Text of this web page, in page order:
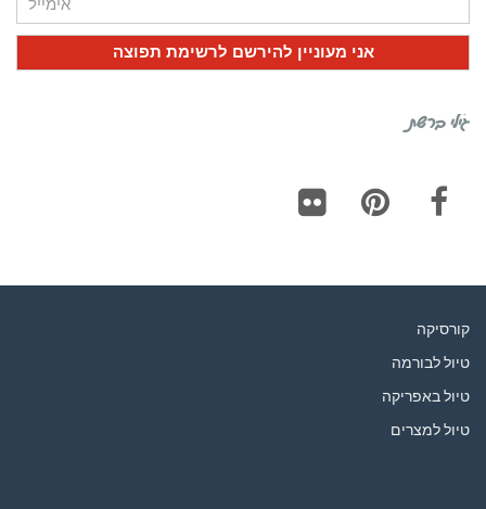
גילי ברשת
קורסיקה
טיול לבורמה
טיול באפריקה
טיול למצרים